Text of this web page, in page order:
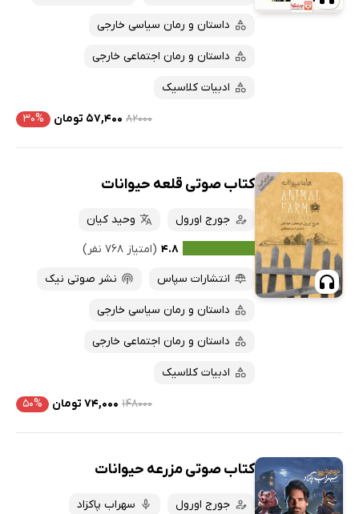
داستان و رمان سیاسی خارجی
داستان و رمان اجتماعی خارجی
ادبیات کلاسیک
۸۲۰۰۰ ۵۷,۴۰۰ تومان ۳۰%
کتاب صوتی قلعه حیوانات
جورج اورول
وحید کیان
۴.۸ (امتیاز ۷۶۸ نفر)
انتشارات سپاس
نشر صوتی نیک
داستان و رمان سیاسی خارجی
داستان و رمان اجتماعی خارجی
ادبیات کلاسیک
۱۴۸۰۰۰ ۷۴,۰۰۰ تومان ۵۰%
کتاب صوتی مزرعه حیوانات
جورج اورول
سهراب پاکزاد